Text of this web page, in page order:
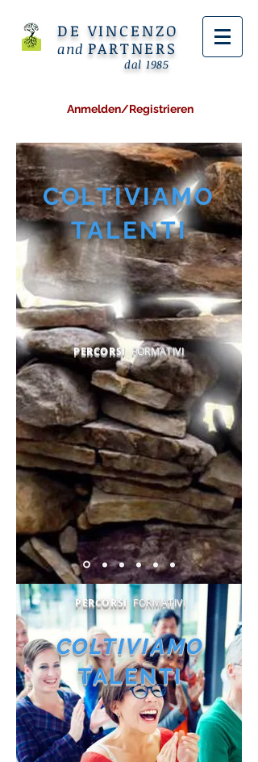
DE VINCENZO
and PARTNERS
dal 1985
Anmelden/Registrieren
PERCORSIFORMATIVI
COLTIVIAMO
TALENTI
PERCORSI FORMATIVI
PERCORSI FORMATIVI
COLTIVIAMO
TALENTI